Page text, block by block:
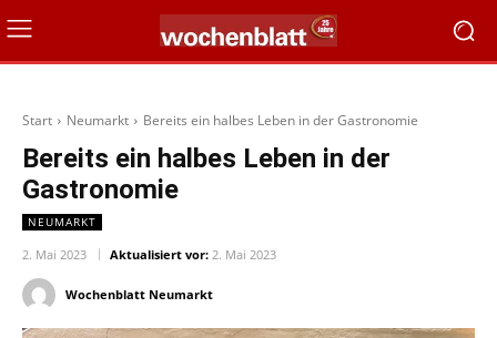
Start Neumarkt Bereits ein halbes Leben in der Gastronomie
Bereits ein halbes Leben in der
Gastronomie
NEUMARKT
2. Mai 2023 Aktualisiert vor: 2. Mai 2023
Wochenblatt Neumarkt